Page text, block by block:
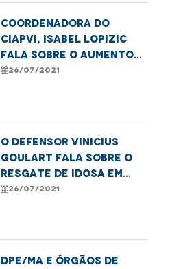
Coordenadora do
CIAPVI, Isabel Lopizic
fala sobre o aumento
de denúncias de
26/07/2021
O defensor Vinicius
Goulart fala sobre o
resgate de idosa em
condições de extrema
26/07/2021
DPE/MA e órgãos de